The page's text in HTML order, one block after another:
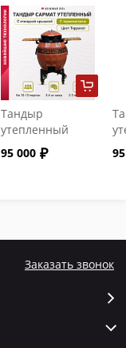
Тандыр
утепленный
"Сармат" с
откидной
95 000
Заказать звонок